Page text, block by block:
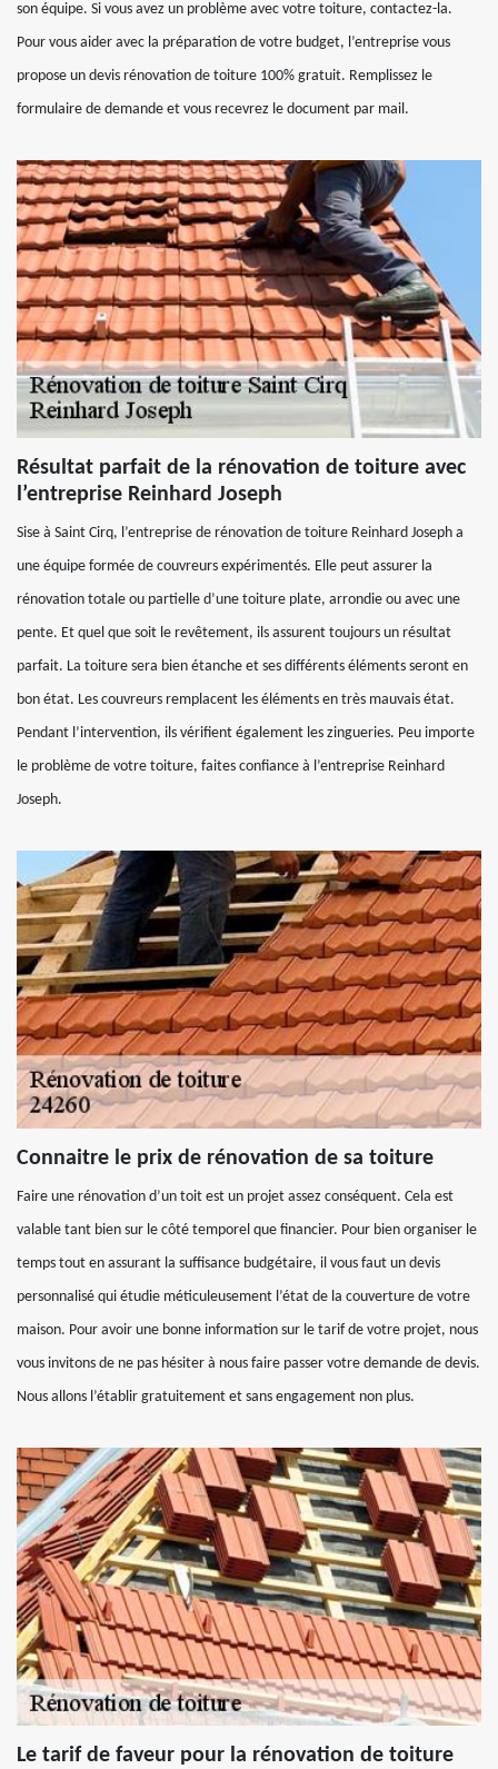
son équipe. Si vous avez un problème avec votre toiture, contactez-la.
Pour vous aider avec la préparation de votre budget, l’entreprise vous
propose un devis rénovation de toiture 100% gratuit. Remplissez le
formulaire de demande et vous recevrez le document par mail.
Résultat parfait de la rénovation de toiture avec
l’entreprise Reinhard Joseph
Sise à Saint Cirq, l’entreprise de rénovation de toiture Reinhard Joseph a
une équipe formée de couvreurs expérimentés. Elle peut assurer la
rénovation totale ou partielle d’une toiture plate, arrondie ou avec une
pente. Et quel que soit le revêtement, ils assurent toujours un résultat
parfait. La toiture sera bien étanche et ses différents éléments seront en
bon état. Les couvreurs remplacent les éléments en très mauvais état.
Pendant l’intervention, ils vérifient également les zingueries. Peu importe
le problème de votre toiture, faites confiance à l’entreprise Reinhard
Joseph.
Connaitre le prix de rénovation de sa toiture
Faire une rénovation d’un toit est un projet assez conséquent. Cela est
valable tant bien sur le côté temporel que financier. Pour bien organiser le
temps tout en assurant la suffisance budgétaire, il vous faut un devis
personnalisé qui étudie méticuleusement l’état de la couverture de votre
maison. Pour avoir une bonne information sur le tarif de votre projet, nous
vous invitons de ne pas hésiter à nous faire passer votre demande de devis.
Nous allons l’établir gratuitement et sans engagement non plus.
Le tarif de faveur pour la rénovation de toiture